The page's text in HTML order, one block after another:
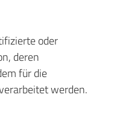
oder
deren
für die
werden.